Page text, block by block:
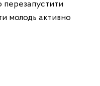
перезапустити
молодь активно